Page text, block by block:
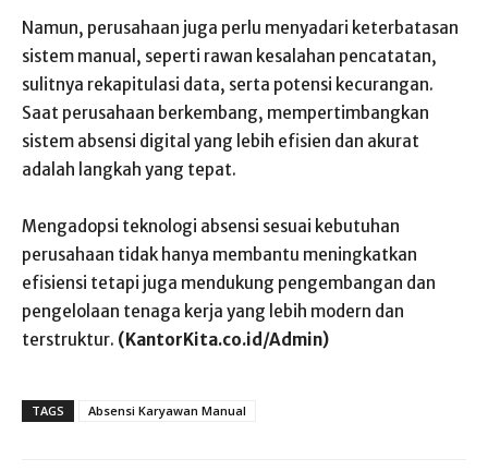
Namun, perusahaan juga perlu menyadari keterbatasan
sistem manual, seperti rawan kesalahan pencatatan,
sulitnya rekapitulasi data, serta potensi kecurangan.
Saat perusahaan berkembang, mempertimbangkan
sistem absensi digital yang lebih efisien dan akurat
adalah langkah yang tepat.
Mengadopsi teknologi absensi sesuai kebutuhan
perusahaan tidak hanya membantu meningkatkan
efisiensi tetapi juga mendukung pengembangan dan
pengelolaan tenaga kerja yang lebih modern dan
terstruktur. (KantorKita.co.id/Admin)
TAGS Absensi Karyawan Manual